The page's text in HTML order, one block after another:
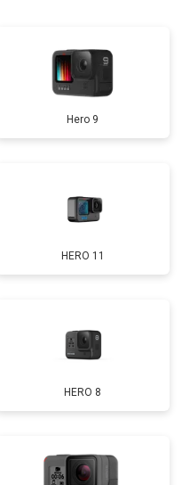
Hero 9
HERO 11
HERO 8